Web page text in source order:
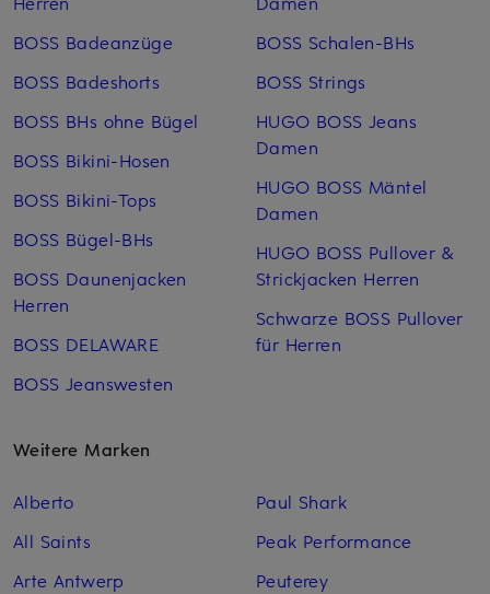
BOSS Badeanzüge
BOSS Badeshorts
BOSS BHs ohne Bügel
BOSS Bikini-Hosen
BOSS Bikini-Tops
BOSS Bügel-BHs
BOSS Daunenjacken
Herren
BOSS DELAWARE
BOSS Jeanswesten
BOSS Schalen-BHs
BOSS Strings
HUGO BOSS Jeans
Damen
HUGO BOSS Mäntel
Damen
HUGO BOSS Pullover &
Strickjacken Herren
Schwarze BOSS Pullover
für Herren
Weitere Marken
Alberto
All Saints
Arte Antwerp
Paul Shark
Peak Performance
Peuterey